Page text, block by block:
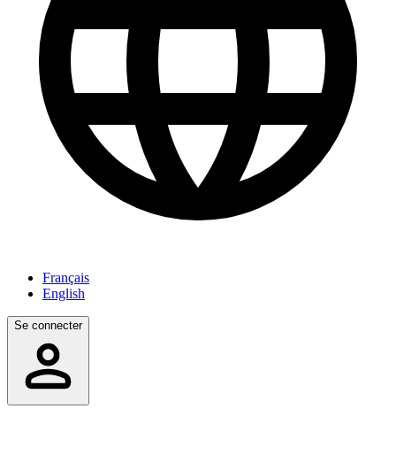
Français
English
Se connecter